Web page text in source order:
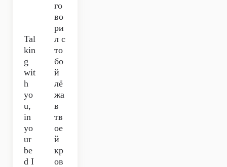
Tal
kin
g
wit
h
yo
u,
in
yo
ur
be
d I
го
во
ри
л с
то
бо
й
лё
жа
в
тв
ое
й
кр
ов